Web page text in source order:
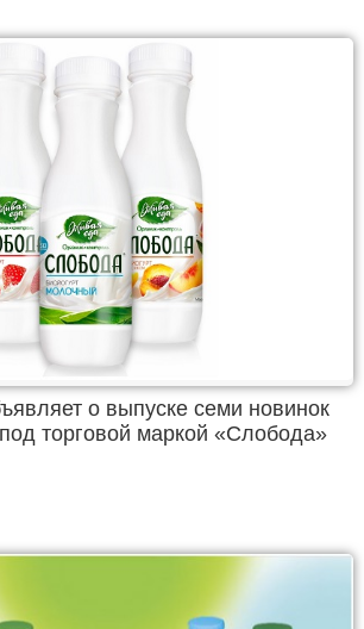
о выпуске семи новинок
торговой маркой «Слобода»